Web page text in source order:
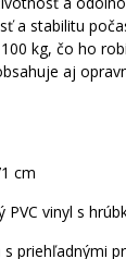
a stabilitu
kg, čo ho
aj
cm​
PVC vinyl s
s priehľadnými